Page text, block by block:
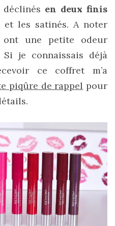
en deux finis
et les satinés. A noter
ont une petite odeur
je connaissais déjà
ce coffret m’a
piqûre de rappel pour